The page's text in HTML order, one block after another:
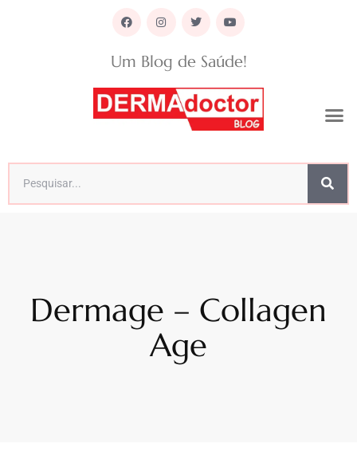
Um Blog de Saúde!
Dermage – Collagen
Age